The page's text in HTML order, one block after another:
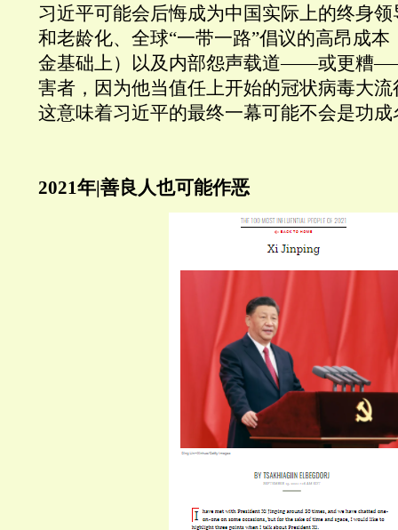
习近平可能会后悔成为中国实际上的终身
和老龄化、全球“一带一路”倡议的高昂成
金基础上）以及内部怨声载道——或更糟
害者，因为他当值任上开始的冠状病毒大
这意味着习近平的最终一幕可能不会是功成
2021年|善良人也可能作恶